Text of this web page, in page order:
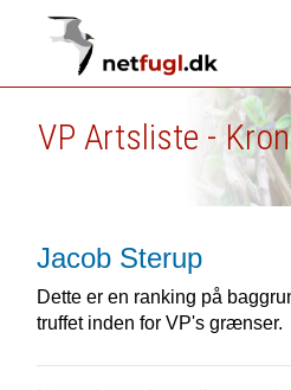
VP Artsliste -
Jacob Sterup
Dette er en ranking på
truffet inden for VP's grænser.